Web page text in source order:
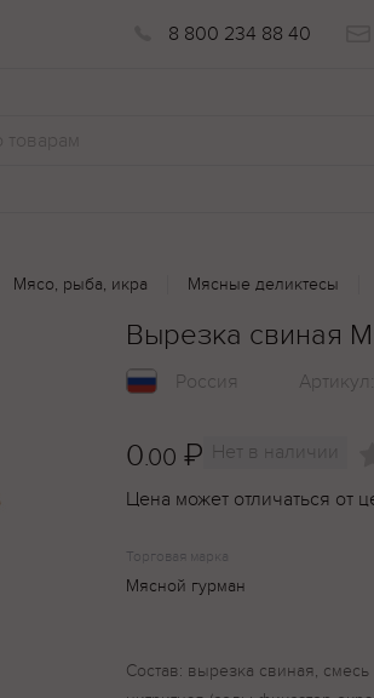
8 800 234 88 40
Мясо, рыба, икра Мясные деликтесы
Вырезка свиная
Россия Артикул:
0.00 ₽ Нет в наличии
Цена может отличаться от
Торговая марка
Мясной гурман
Состав: вырезка свиная,